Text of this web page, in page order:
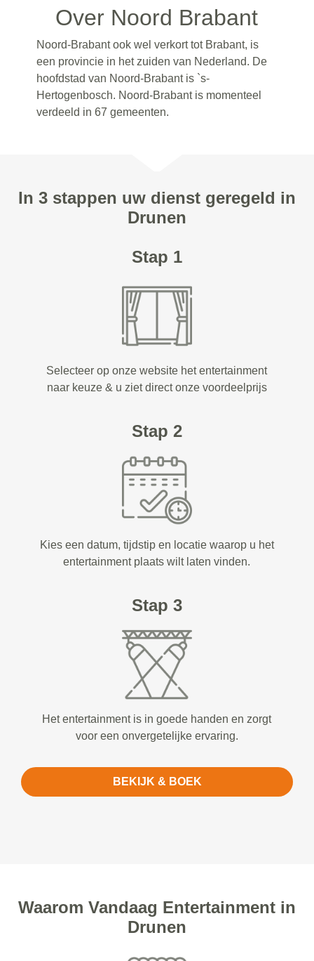
Over Noord Brabant
Noord-Brabant ook wel verkort tot Brabant, is
een provincie in het zuiden van Nederland. De
hoofdstad van Noord-Brabant is `s-
Hertogenbosch. Noord-Brabant is momenteel
verdeeld in 67 gemeenten.
In 3 stappen uw dienst geregeld in
Drunen
Stap 1
Selecteer op onze website het entertainment
naar keuze & u ziet direct onze voordeelprijs
Stap 2
Kies een datum, tijdstip en locatie waarop u het
entertainment plaats wilt laten vinden.
Stap 3
Het entertainment is in goede handen en zorgt
voor een onvergetelijke ervaring.
BEKIJK & BOEK
Waarom Vandaag Entertainment in
Drunen